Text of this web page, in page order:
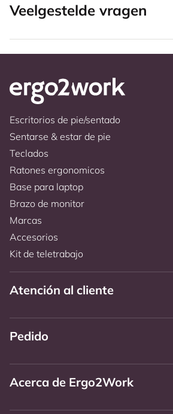
Veelgestelde vragen
Escritorios de pie/sentado
Sentarse & estar de pie
Teclados
Ratones ergonomicos
Base para laptop
Brazo de monitor
Marcas
Accesorios
Kit de teletrabajo
Atención al cliente
Pedido
Acerca de Ergo2Work